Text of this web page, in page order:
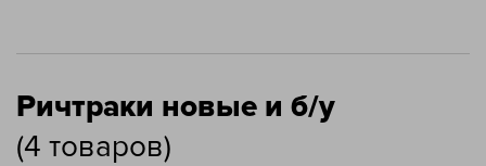
Ричтраки новые и б/у
(4 товаров)